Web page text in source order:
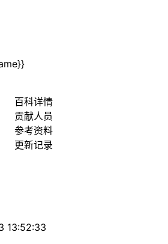
百科详情
贡献人员
参考资料
更新记录
13:52:33